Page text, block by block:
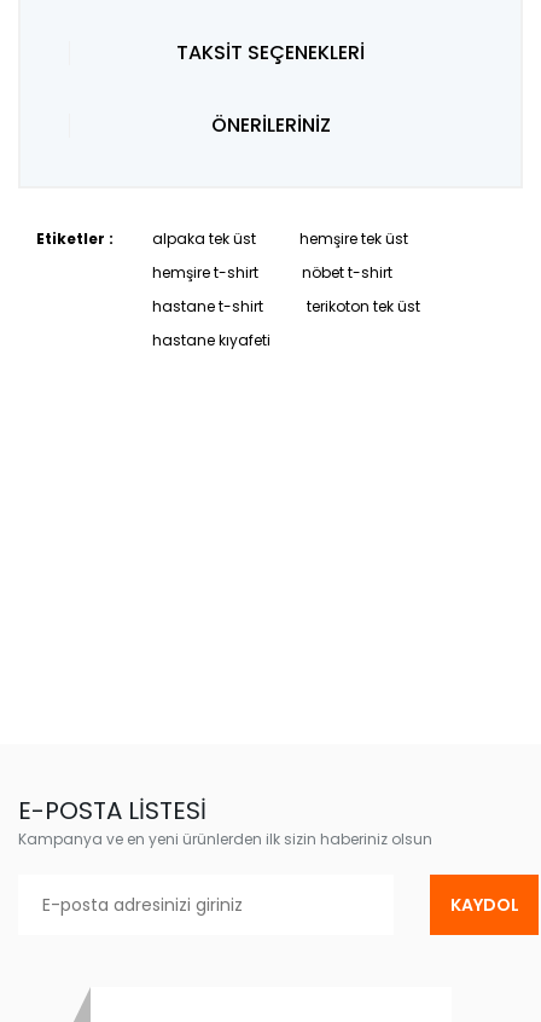
TAKSİT SEÇENEKLERİ
ÖNERİLERİNİZ
Etiketler : alpaka tek üst
hemşire tek üst
hemşire t-shirt
nöbet t-shirt
hastane t-shirt
terikoton tek üst
hastane kıyafeti
E-POSTA LİSTESİ
Kampanya ve en yeni ürünlerden ilk sizin haberiniz olsun
KAYDOL